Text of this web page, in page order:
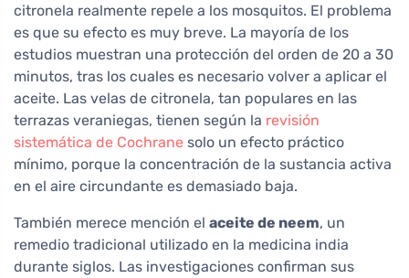
citronela realmente repele a los mosquitos. El problema
es que su efecto es muy breve. La mayoría de los
estudios muestran una protección del orden de 20 a 30
minutos, tras los cuales es necesario volver a aplicar el
aceite. Las velas de citronela, tan populares en las
terrazas veraniegas, tienen según la revisión
sistemática de Cochrane solo un efecto práctico
mínimo, porque la concentración de la sustancia activa
en el aire circundante es demasiado baja.
También merece mención el aceite de neem, un
remedio tradicional utilizado en la medicina india
durante siglos. Las investigaciones confirman sus